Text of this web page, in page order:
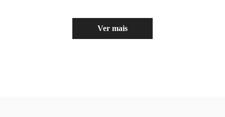
Ver mais